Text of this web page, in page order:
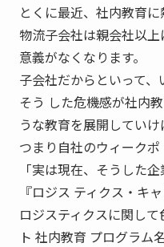
とくに最近、社内教育に
物流子会社は親会社以
意義がなくなります。
子会社だからといって、
そう した危機感が社内
うな教育を展開してい
つまり自社のウィーク
「実は現在、そうした
『ロジス ティクス・キ
ロジスティクスに関し
ト 社内教育 プログラ